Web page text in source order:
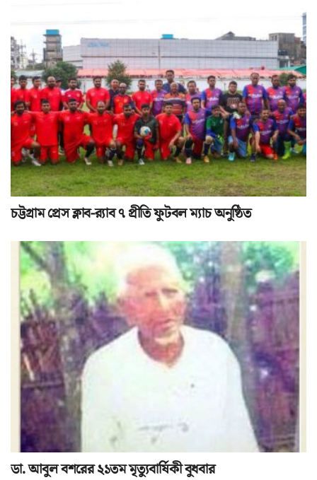
চট্টগ্রাম প্রেস ক্লাব-র‌্যাব ৭ প্রীতি ফুটবল ম্যাচ অনুষ্ঠিত
ডা. আবুল বশরের ২১তম মৃত্যুবার্ষিকী বুধবার